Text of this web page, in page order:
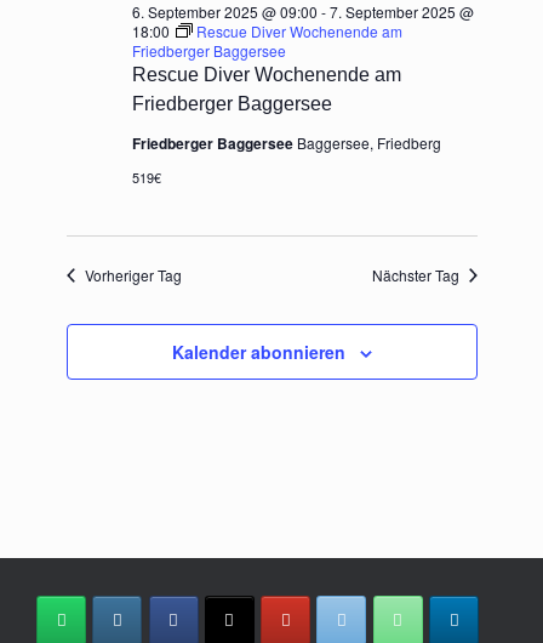
Rescue Diver Wochenende am
Friedberger Baggersee
6. September 2025 @ 09:00 -7. September 2025 @
18:00
Rescue Diver Wochenende am
Friedberger Baggersee
Friedberger Baggersee Baggersee, Friedberg
519€
Vorheriger Tag Nächster Tag
Kalender abonnieren